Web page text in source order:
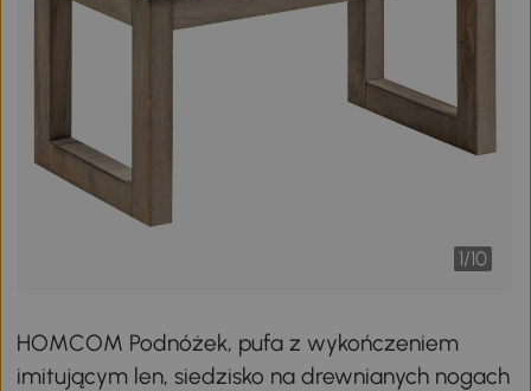
1/10
HOMCOM Podnóżek, pufa z wykończeniem
imitującym len, siedzisko na drewnianych nogach